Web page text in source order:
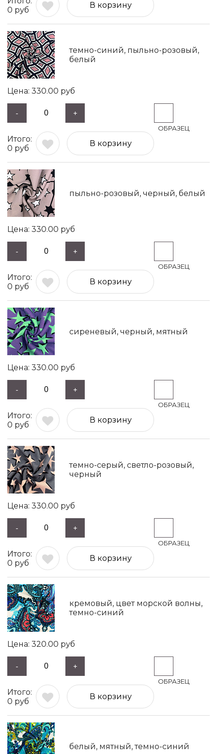
0 руб
В корзину
темно-синий, пыльно-розовый,
белый
330.00 руб
- +
0 руб
В корзину
пыльно-розовый, черный, белый
330.00 руб
- +
0 руб
В корзину
сиреневый, черный, мятный
330.00 руб
- +
0 руб
В корзину
темно-серый, светло-розовый,
черный
330.00 руб
- +
0 руб
В корзину
кремовый, цвет морской волны,
темно-синий
320.00 руб
- +
0 руб
В корзину
белый, мятный, темно-синий